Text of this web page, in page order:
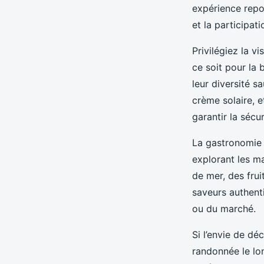
expérience
et la
Privilégiez la
ce soit pour la
leur diversité
crème solaire,
garantir la
La
explorant les
de mer, des
saveurs
ou du marché.
Si l’envie de
randonnée le